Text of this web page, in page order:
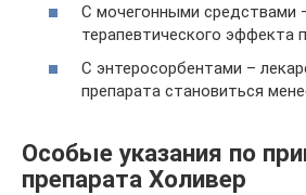
С мочегонными средствами
терапевтического эффекта
С энтеросорбентами –
препарата становиться
Особые указания по
препарата Холивер